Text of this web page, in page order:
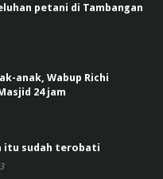
petani di Tambangan
anak, Wabup Richi
24 jam
itu sudah terobati